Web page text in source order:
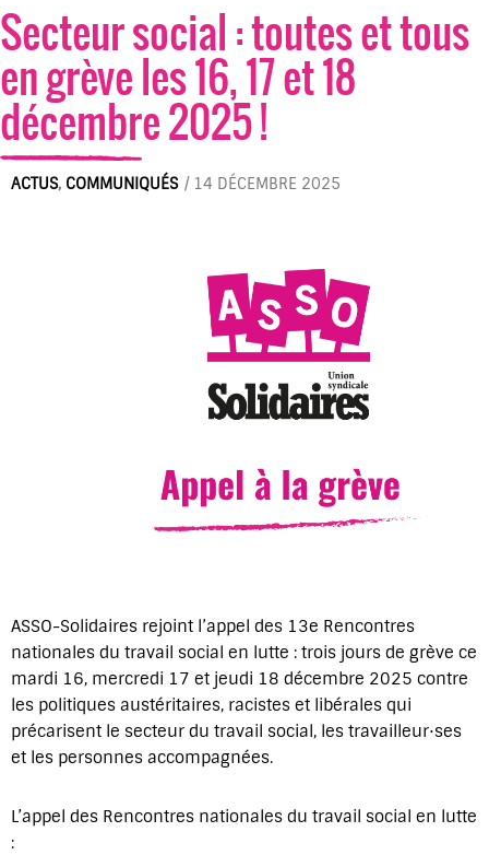
Secteur social : toutes et tous
en grève les 16, 17 et 18
décembre 2025 !
ACTUS, COMMUNIQUÉS / 14 DÉCEMBRE 2025
ASSO-Solidaires rejoint l’appel des 13e Rencontres
nationales du travail social en lutte : trois jours de grève ce
mardi 16, mercredi 17 et jeudi 18 décembre 2025 contre
les politiques austéritaires, racistes et libérales qui
précarisent le secteur du travail social, les travailleur⋅ses
et les personnes accompagnées.
L’appel des Rencontres nationales du travail social en lutte
: